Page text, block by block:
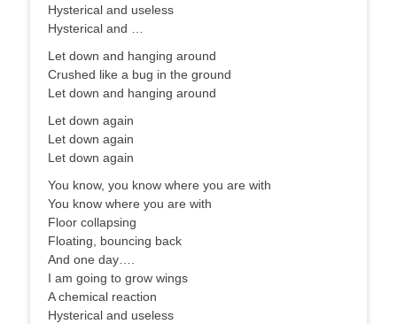
Hysterical and useless
Hysterical and …
Let down and hanging around
Crushed like a bug in the ground
Let down and hanging around
Let down again
Let down again
Let down again
You know, you know where you are with
You know where you are with
Floor collapsing
Floating, bouncing back
And one day….
I am going to grow wings
A chemical reaction
Hysterical and useless